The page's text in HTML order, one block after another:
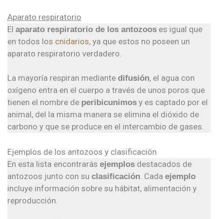
Aparato respiratorio
El aparato respiratorio de los antozoos es igual que
en todos los cnidarios, ya que estos no poseen un
aparato respiratorio verdadero.
La mayoría respiran mediante difusión, el agua con
oxígeno entra en el cuerpo a través de unos poros que
tienen el nombre de peribicunimos y es captado por el
animal, del la misma manera se elimina el dióxido de
carbono y que se produce en el intercambio de gases.
Ejemplos de los antozoos y clasificación
En esta lista encontrarás ejemplos destacados de
antozoos junto con su clasificación . Cada ejemplo
incluye información sobre su hábitat, alimentación y
reproducción.